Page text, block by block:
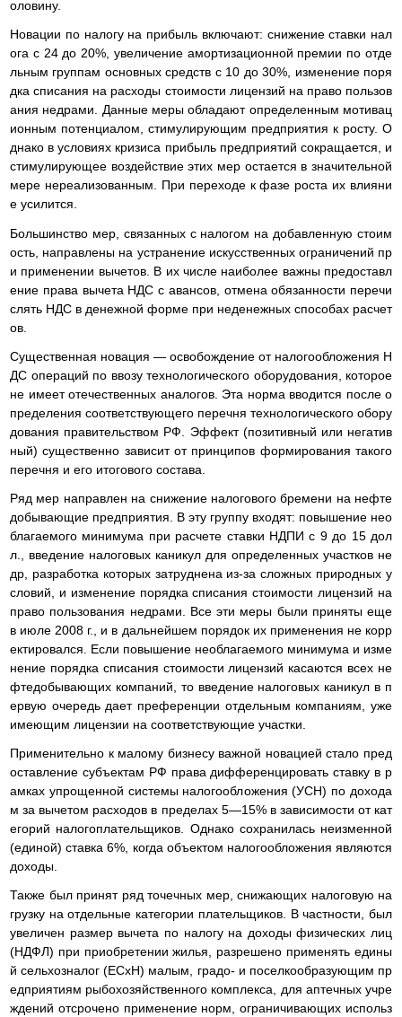
оловину.
Новации по налогу на прибыль включают: снижение ставки нал
ога с 24 до 20%, увеличение амортизационной премии по отде
льным группам основных средств с 10 до 30%, изменение поря
дка списания на расходы стоимости лицензий на право пользов
ания недрами. Данные меры обладают определенным мотивац
ионным потенциалом, стимулирующим предприятия к росту. О
днако в условиях кризиса прибыль предприятий сокращается, и
стимулирующее воздействие этих мер остается в значительной
мере нереализованным. При переходе к фазе роста их влияни
е усилится.
Большинство мер, связанных с налогом на добавленную стоим
ость, направлены на устранение искусственных ограничений пр
и применении вычетов. В их числе наиболее важны предоставл
ение права вычета НДС с авансов, отмена обязанности перечи
слять НДС в денежной форме при неденежных способах расчет
ов.
Существенная новация — освобождение от налогообложения Н
ДС операций по ввозу технологического оборудования, которое
не имеет отечественных аналогов. Эта норма вводится после о
пределения соответствующего перечня технологического обору
дования правительством РФ. Эффект (позитивный или негатив
ный) существенно зависит от принципов формирования такого
перечня и его итогового состава.
Ряд мер направлен на снижение налогового бремени на нефте
добывающие предприятия. В эту группу входят: повышение нео
благаемого минимума при расчете ставки НДПИ с 9 до 15 дол
л., введение налоговых каникул для определенных участков не
др, разработка которых затруднена из-за сложных природных у
словий, и изменение порядка списания стоимости лицензий на
право пользования недрами. Все эти меры были приняты еще
в июле 2008 г., и в дальнейшем порядок их применения не корр
ектировался. Если повышение необлагаемого минимума и изме
нение порядка списания стоимости лицензий касаются всех не
фтедобывающих компаний, то введение налоговых каникул в п
ервую очередь дает преференции отдельным компаниям, уже
имеющим лицензии на соответствующие участки.
Применительно к малому бизнесу важной новацией стало пред
оставление субъектам РФ права дифференцировать ставку в р
амках упрощенной системы налогообложения (УСН) по дохода
м за вычетом расходов в пределах 5—15% в зависимости от кат
егорий налогоплательщиков. Однако сохранилась неизменной
(единой) ставка 6%, когда объектом налогообложения являются
доходы.
Также был принят ряд точечных мер, снижающих налоговую на
грузку на отдельные категории плательщиков. В частности, был
увеличен размер вычета по налогу на доходы физических лиц
(НДФЛ) при приобретении жилья, разрешено применять едины
й сельхозналог (ЕСхН) малым, градо- и поселкообразующим пр
едприятиям рыбохозяйственного комплекса, для аптечных учре
ждений отсрочено применение норм, ограничивающих использ